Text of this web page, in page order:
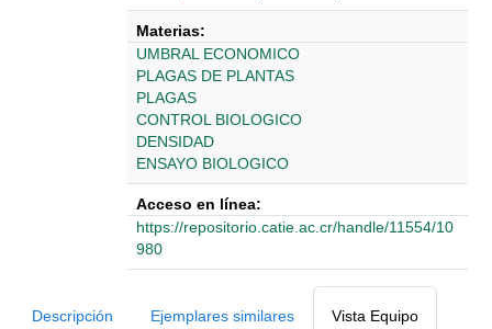
Materias:
UMBRAL ECONOMICO
PLAGAS DE PLANTAS
PLAGAS
CONTROL BIOLOGICO
DENSIDAD
ENSAYO BIOLOGICO
Acceso en línea:
https://repositorio.catie.ac.cr/handle/11554/10
980
Descripción Ejemplares similares Vista Equipo